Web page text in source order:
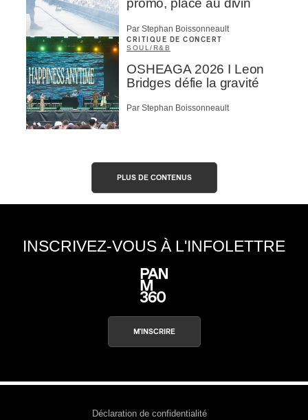
promo, place au divin
Par Stephan Boissonneault
CRITIQUE DE CONCERT
SOUL/R&B
OSHEAGA 2026 I Leon
Bridges défie la gravité
Par Stephan Boissonneault
PLUS DE CONTENUS
INSCRIVEZ-VOUS À L'INFOLETTRE
M'INSCRIRE
Déclaration de confidentialité